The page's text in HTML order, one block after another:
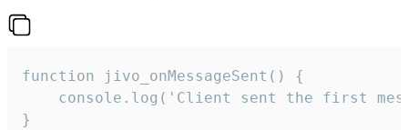
function jivo_onMessageSent() {
console.log('Client sent the first
}